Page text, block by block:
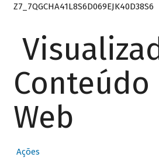
Z7_7QGCHA41L8S6D069EJK40D38S6
Conteúdo
Web
Ações